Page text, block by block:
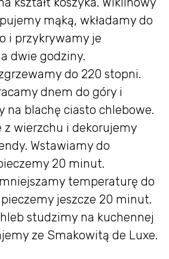
mąką, wkładamy do
i przykrywamy je
dwie godziny.
do 220 stopni.
dnem do góry i
na blachę ciasto chlebowe.
z wierzchu i dekorujemy
Wstawiamy do
20 minut.
temperaturę do
jeszcze 20 minut.
studzimy na kuchennej
ze Smakowitą de Luxe.